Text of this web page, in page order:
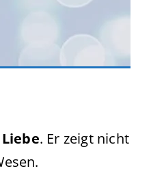
. Er zeigt nicht